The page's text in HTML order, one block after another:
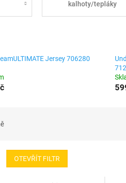
kalhoty/tepláky
Jersey 706280
712
OTEVŘÍT FILTR